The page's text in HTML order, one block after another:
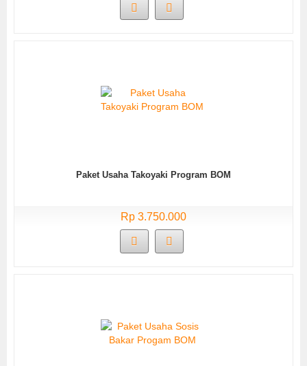
Paket Usaha Takoyaki Program BOM
Rp 3.750.000